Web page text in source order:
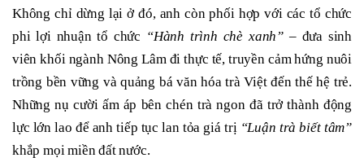
Không chỉ dừng lại ở đó, anh còn phối hợp với các tổ chức
phi lợi nhuận tổ chức “Hành trình chè xanh”– đưa sinh
viên khối ngành Nông Lâm đi thực tế, truyền cảm hứng nuôi
trồng bền vững và quảng bá văn hóa trà Việt đến thế hệ trẻ.
Những nụ cười ấm áp bên chén trà ngon đã trở thành động
lực lớn lao để anh tiếp tục lan tỏa giá trị “Luận trà biết tâm”
khắp mọi miền đất nước.